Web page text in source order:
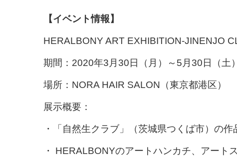
【イベント情報】
HERALBONY ART EXHIBITION-JINENJO
期間：2020年3月30日（月）～5月30日（土）
場所：NORA HAIR SALON（東京都港区）
展示概要：
・「自然生クラブ」（茨城県つくば市）の作
・ HERALBONYのアートハンカチ、アート